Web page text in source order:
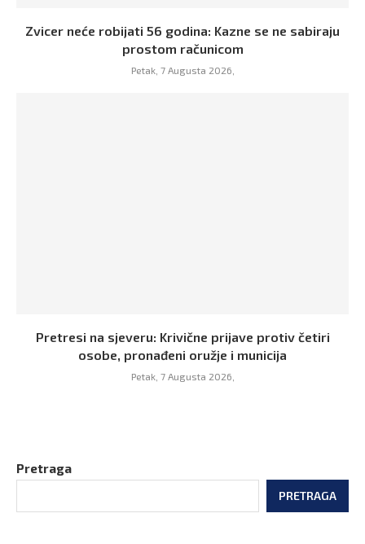
Zvicer neće robijati 56 godina: Kazne se ne sabiraju
prostom računicom
Petak, 7 Augusta 2026,
Pretresi na sjeveru: Krivične prijave protiv četiri
osobe, pronađeni oružje i municija
Petak, 7 Augusta 2026,
Pretraga
PRETRAGA